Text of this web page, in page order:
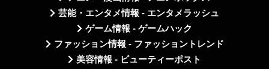
芸能・エンタメ情報 - エンタメラッシュ
ゲーム情報 - ゲームハック
ファッション情報 - ファッショントレンド
美容情報 - ビューティーポスト